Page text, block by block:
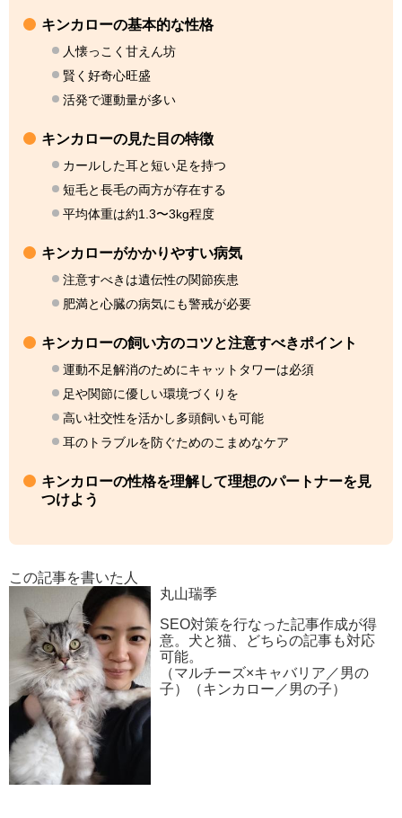
キンカローの基本的な性格
人懐っこく甘えん坊
賢く好奇心旺盛
活発で運動量が多い
キンカローの見た目の特徴
カールした耳と短い足を持つ
短毛と長毛の両方が存在する
平均体重は約1.3〜3kg程度
キンカローがかかりやすい病気
注意すべきは遺伝性の関節疾患
肥満と心臓の病気にも警戒が必要
キンカローの飼い方のコツと注意すべきポイント
運動不足解消のためにキャットタワーは必須
足や関節に優しい環境づくりを
高い社交性を活かし多頭飼いも可能
耳のトラブルを防ぐためのこまめなケア
キンカローの性格を理解して理想のパートナーを見
つけよう
この記事を書いた人
丸山瑞季
SEO対策を行なった記事作成が得
意。犬と猫、どちらの記事も対応
可能。
（マルチーズ×キャバリア／男の
子）（キンカロー／男の子）